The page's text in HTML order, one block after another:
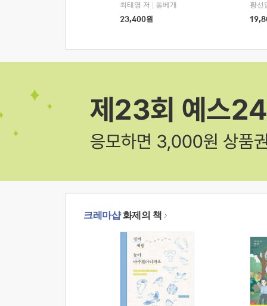
최태영 저
돌베개
23,400원
황선
크레마샵화제의 책